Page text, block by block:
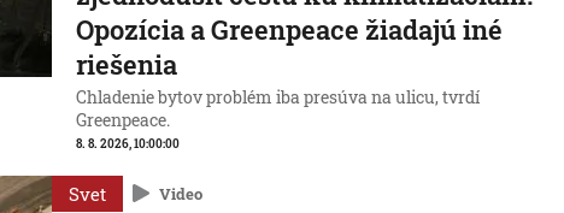
Opozícia a Greenpeace žiadajú iné
riešenia
Chladenie bytov problém iba presúva na ulicu, tvrdí
Greenpeace.
8. 8. 2026, 10:00:00
Svet Video